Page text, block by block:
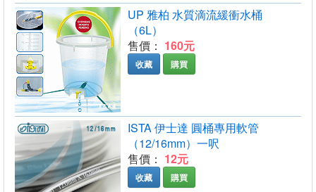
UP 雅柏 水質滴流緩衝水桶
（6L）
售價： 160元
收藏 購買
ISTA 伊士達 圓桶專用軟管
（12/16mm）一呎
售價： 12元
收藏 購買